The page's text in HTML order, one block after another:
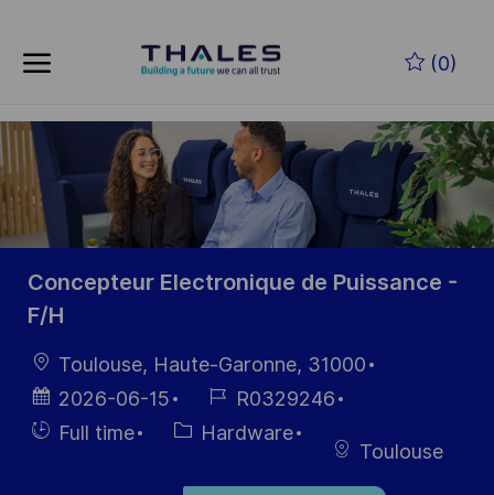
(0)
-
Concepteur Electronique de Puissance -
F/H
Ort
Toulouse, Haute-Garonne, 31000
Datum der
Veröffentlichung
2026-06-15
Job-
ID
R0329246
Einstellunngstyp
Full time Kategorie
Hardware
Toulouse